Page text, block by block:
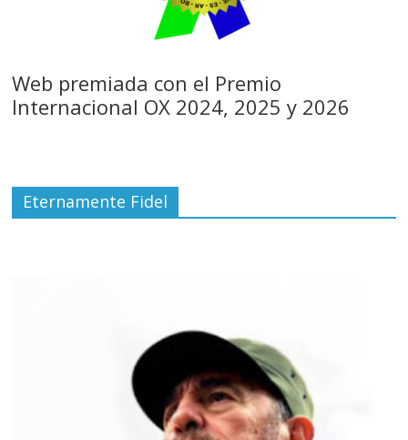
Web premiada con el Premio
Internacional OX 2024, 2025 y 2026
Eternamente Fidel